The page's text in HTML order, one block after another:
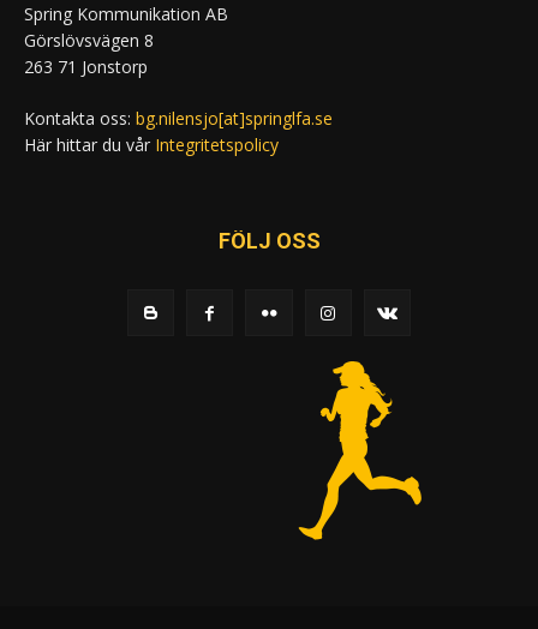
Spring Kommunikation AB
Görslövsvägen 8
263 71 Jonstorp
Kontakta oss: bg.nilensjo[at]springlfa.se
Här hittar du vår Integritetspolicy
FÖLJ OSS